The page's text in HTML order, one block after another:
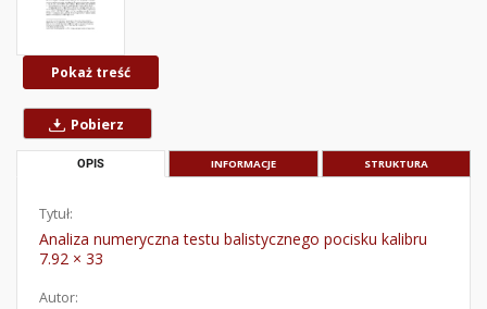
Pokaż treść
Pobierz
OPIS INFORMACJE STRUKTURA
Tytuł:
Analiza numeryczna testu balistycznego pocisku kalibru
7.92 × 33
Autor: